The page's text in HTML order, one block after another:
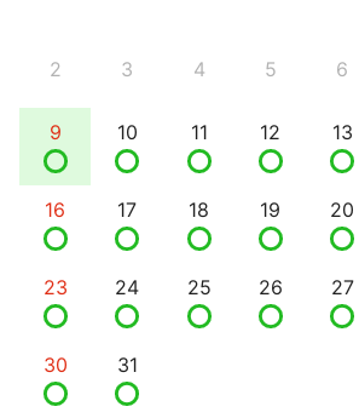
2 3 4 5 6
9 10 11 12 13
16 17 18 19 20
23 24 25 26 27
30 31